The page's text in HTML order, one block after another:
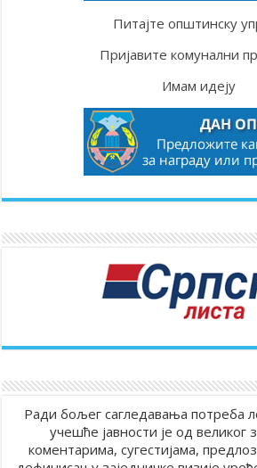
Питајте општинску
Пријавите комунални
Имам идеју
Ради бољег сагледавања потреба
учешће јавности је од великог
коментарима, сугестијама,